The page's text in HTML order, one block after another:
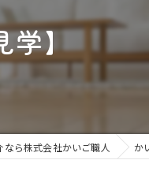
サ
介
学】
ら株式会社かいご職人 か